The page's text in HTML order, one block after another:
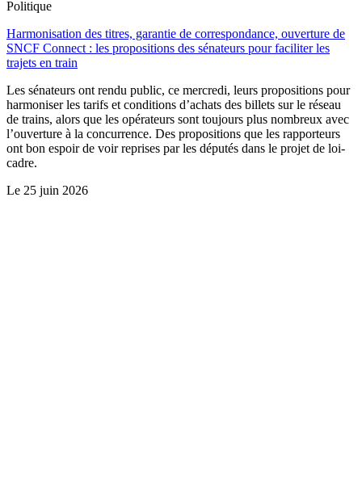
Politique
Harmonisation des titres, garantie de correspondance, ouverture de
SNCF Connect : les propositions des sénateurs pour faciliter les
trajets en train
Les sénateurs ont rendu public, ce mercredi, leurs propositions pour
harmoniser les tarifs et conditions d’achats des billets sur le réseau
de trains, alors que les opérateurs sont toujours plus nombreux avec
l’ouverture à la concurrence. Des propositions que les rapporteurs
ont bon espoir de voir reprises par les députés dans le projet de loi-
cadre.
Le 25 juin 2026